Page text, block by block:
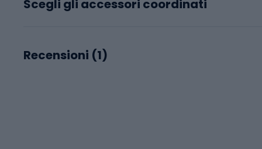
Scegli gli accessori coordinati
Recensioni (1)